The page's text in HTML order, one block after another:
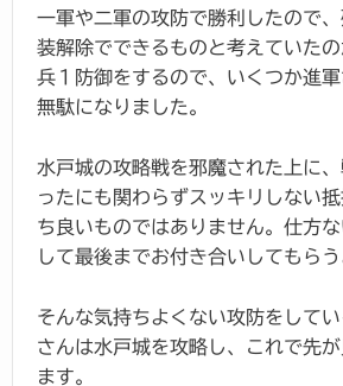
一軍や二軍の攻防で勝利したので
装解除でできるものと考えていたの
兵１防御をするので、いくつか進
無駄になりました。
水戸城の攻略戦を邪魔された上に
ったにも関わらずスッキリしない
ち良いものではありません。仕方
して最後までお付き合いしてもらう
そんな気持ちよくない攻防をして
さんは水戸城を攻略し、これで先
ます。